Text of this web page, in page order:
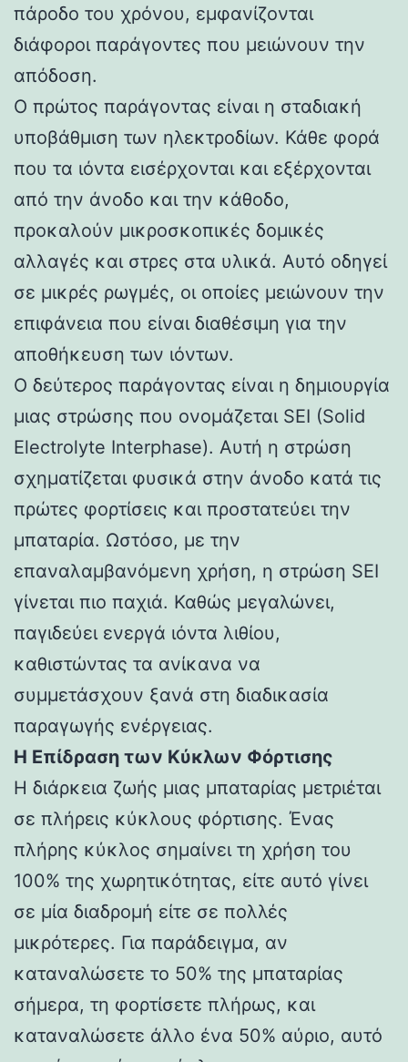
πάροδο του χρόνου, εμφανίζονται
διάφοροι παράγοντες που μειώνουν την
απόδοση.
Ο πρώτος παράγοντας είναι η σταδιακή
υποβάθμιση των ηλεκτροδίων. Κάθε φορά
που τα ιόντα εισέρχονται και εξέρχονται
από την άνοδο και την κάθοδο,
προκαλούν μικροσκοπικές δομικές
αλλαγές και στρες στα υλικά. Αυτό οδηγεί
σε μικρές ρωγμές, οι οποίες μειώνουν την
επιφάνεια που είναι διαθέσιμη για την
αποθήκευση των ιόντων.
Ο δεύτερος παράγοντας είναι η δημιουργία
μιας στρώσης που ονομάζεται SEI (Solid
Electrolyte Interphase). Αυτή η στρώση
σχηματίζεται φυσικά στην άνοδο κατά τις
πρώτες φορτίσεις και προστατεύει την
μπαταρία. Ωστόσο, με την
επαναλαμβανόμενη χρήση, η στρώση SEI
γίνεται πιο παχιά. Καθώς μεγαλώνει,
παγιδεύει ενεργά ιόντα λιθίου,
καθιστώντας τα ανίκανα να
συμμετάσχουν ξανά στη διαδικασία
παραγωγής ενέργειας.
Η Επίδραση των Κύκλων Φόρτισης
Η διάρκεια ζωής μιας μπαταρίας μετριέται
σε πλήρεις κύκλους φόρτισης. Ένας
πλήρης κύκλος σημαίνει τη χρήση του
100% της χωρητικότητας, είτε αυτό γίνει
σε μία διαδρομή είτε σε πολλές
μικρότερες. Για παράδειγμα, αν
καταναλώσετε το 50% της μπαταρίας
σήμερα, τη φορτίσετε πλήρως, και
καταναλώσετε άλλο ένα 50% αύριο, αυτό